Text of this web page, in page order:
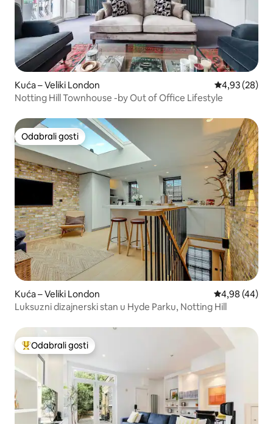
Kuća – Veliki London Prosječna
4,93 (28)
Notting Hill Townhouse -by Out of Office Lifestyle
Odabrali gosti
Odabrali gosti
Kuća – Veliki London Prosječna
4,98 (44)
Luksuzni dizajnerski stan u Hyde Parku, Notting Hill
Među najviše rangiranima s oznakom „Odabrali gosti”
Odabrali gosti